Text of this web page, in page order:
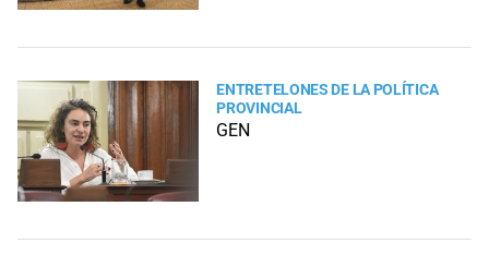
ENTRETELONES DE LA POLÍTICA
PROVINCIAL
GEN